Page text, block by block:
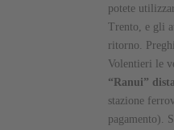
potete
Trento, e gli
ritorno.
Volentieri le
“Ranui”
stazione
pagamento).